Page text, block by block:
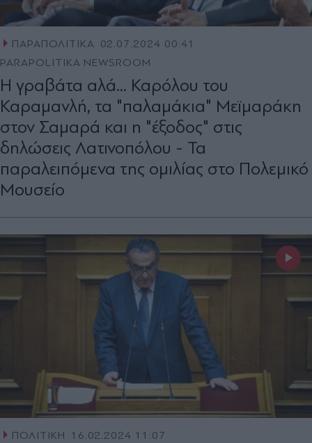
ΠΑΡΑΠΟΛΙΤΙΚΑ
02.07.2024 00:41
PARAPOLITIKA NEWSROOM
Η γραβάτα αλά... Καρόλου του
Καραμανλή, τα "παλαμάκια" Μεϊμαράκη
στον Σαμαρά και η "έξοδος" στις
δηλώσεις Λατινοπόλου - Τα
παραλειπόμενα της ομιλίας στο Πολεμικό
Μουσείο
ΠΟΛΙΤΙΚΗ
16.02.2024 11:07